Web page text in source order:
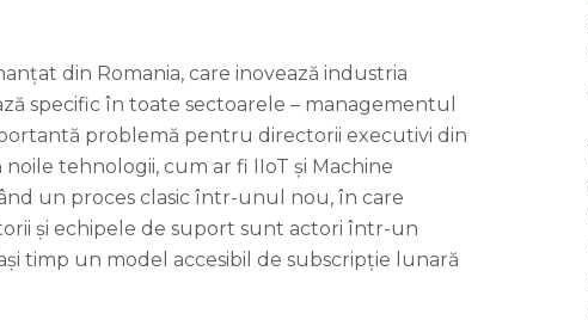
din Romania, care inovează industria
specific în toate sectoarele – managementul
problemă pentru directorii executivi din
tehnologii, cum ar fi IIoT și Machine
un proces clasic într-unul nou, în care
și echipele de suport sunt actori într-un
timp un model accesibil de subscripție lunară